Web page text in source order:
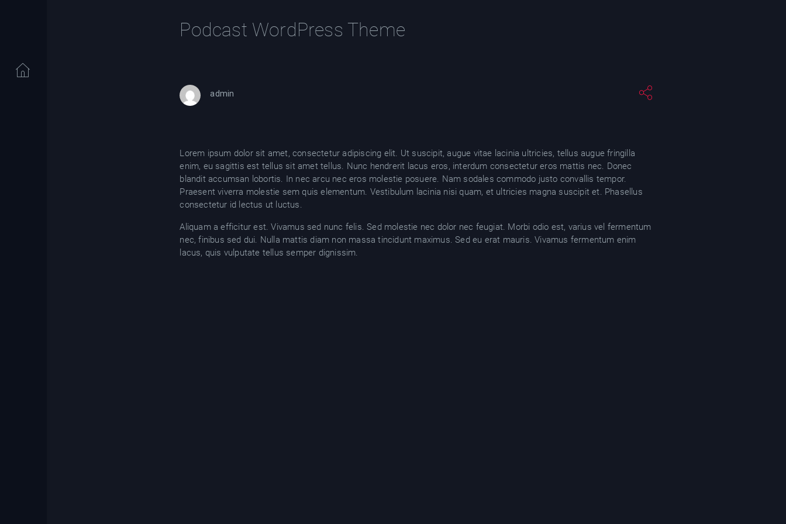
Podcast WordPress Theme
admin
Lorem ipsum dolor sit amet, consectetur adipiscing elit. Ut suscipit, augue vitae lacinia ultricies, tellus augue fringilla
enim, eu sagittis est tellus sit amet tellus. Nunc hendrerit lacus eros, interdum consectetur eros mattis nec. Donec
blandit accumsan lobortis. In nec arcu nec eros molestie posuere. Nam sodales commodo justo convallis tempor.
Praesent viverra molestie sem quis elementum. Vestibulum lacinia nisi quam, et ultricies magna suscipit et. Phasellus
consectetur id lectus ut luctus.
Aliquam a efficitur est. Vivamus sed nunc felis. Sed molestie nec dolor nec feugiat. Morbi odio est, varius vel fermentum
nec, finibus sed dui. Nulla mattis diam non massa tincidunt maximus. Sed eu erat mauris. Vivamus fermentum enim
lacus, quis vulputate tellus semper dignissim.